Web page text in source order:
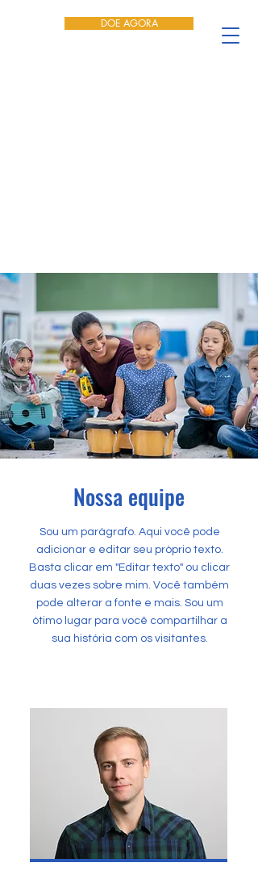
DOE AGORA
Nossa equipe
Sou um parágrafo. Aqui você pode
adicionar e editar seu próprio texto.
Basta clicar em "Editar texto" ou clicar
duas vezes sobre mim. Você também
pode alterar a fonte e mais. Sou um
ótimo lugar para você compartilhar a
sua história com os visitantes.